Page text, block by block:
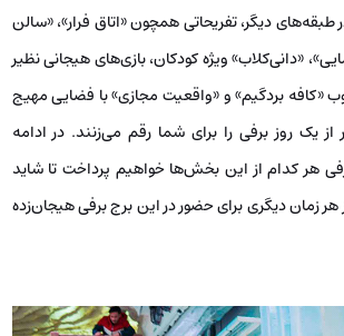
دیگر، تفریحاتی همچون «اتاق فرار»، «سالن
«دانی‌کلاب» ویژه کودکان، بازی‌های هیجانی نظیر
«کافه بردگیم» و «واقعیت مجازی» با فضایی مهیج
از یک روز برفی را برای شما رقم می‌زنند. در ادامه
هر کدام از این بخش‌ها خواهیم پرداخت تا شاید
زمان دیگری برای حضور در این برج برفی هیجان‌زده